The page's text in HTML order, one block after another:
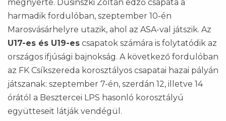
megnyerte. Dusinszki Zoltán edző csapata a
harmadik fordulóban, szeptember 10-én
Marosvásárhelyre utazik, ahol az ASA-val játszik. Az
U17-es és U19-es csapatok számára is folytatódik az
országos ifjúsági bajnokság. A következő fordulóban
az FK Csíkszereda korosztályos csapatai hazai pályán
játszanak: szeptember 7-én, szerdán 12, illetve 14
órától a Besztercei LPS hasonló korosztályú
együtteseit látják vendégül.